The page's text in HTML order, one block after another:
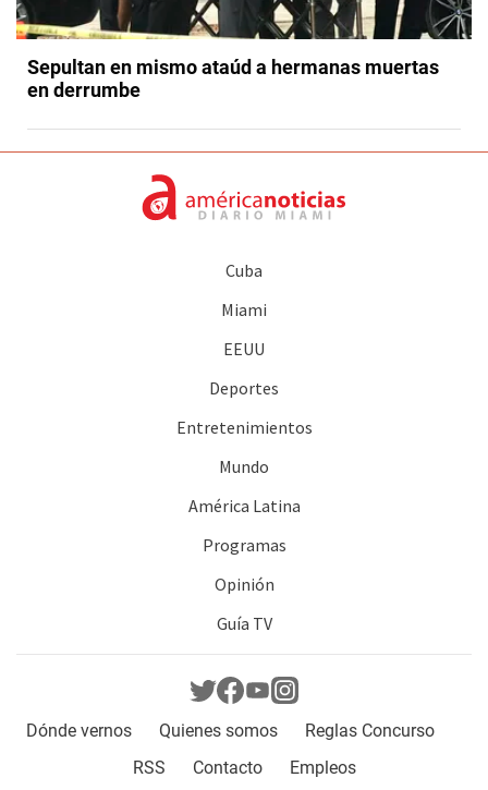
Sepultan en mismo ataúd a hermanas muertas
en derrumbe
Cuba
Miami
EEUU
Deportes
Entretenimientos
Mundo
América Latina
Programas
Opinión
Guía TV
Dónde vernos Quienes somos
Reglas Concurso
RSS
Contacto Empleos